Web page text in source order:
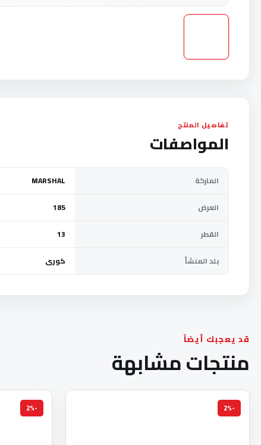
تفاصيل المنتج
المواصفات
الماركة MARSHAL
العرض
185
القطر
13
بلد المنشأ
كورى
قد يعجبك أيضاً
منتجات مشابهة
-2%
-2%